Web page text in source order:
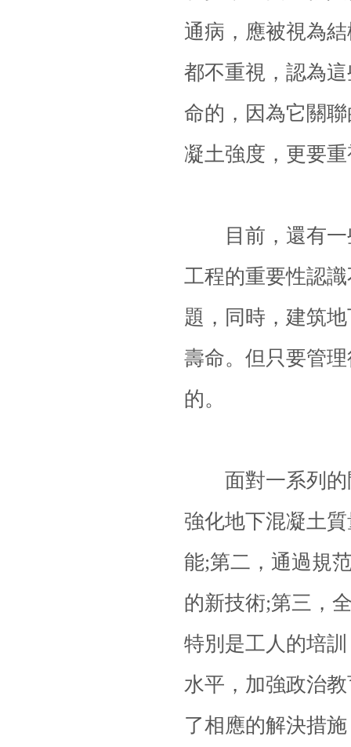
通病，應被視為
都不重視，認為
命的，因為它關
凝土強度，更要
目前，還有一
工程的重要性認
題，同時，建筑
壽命。但只要管
的。
面對一系列的
強化地下混凝土
能;第二，通過規
的新技術;第三，
特別是工人的培
水平，加強政治
了相應的解決措